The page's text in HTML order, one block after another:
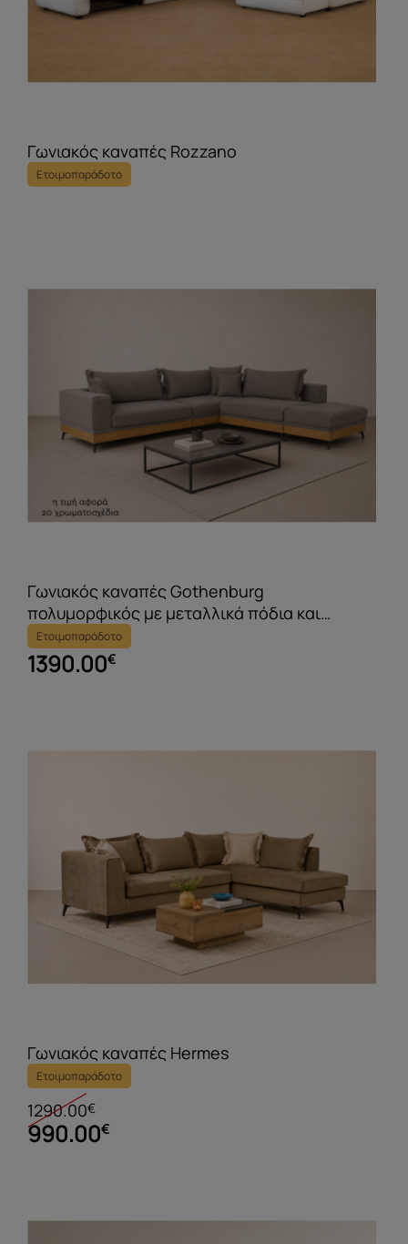
Γωνιακός καναπές Rozzano
Ετοιμοπαράδοτο
Γωνιακός καναπές Gothenburg
πολυμορφικός με μεταλλικά πόδια και
σκαμπό
Ετοιμοπαράδοτο
1390.00€
Γωνιακός καναπές Hermes
Ετοιμοπαράδοτο
1290.00€
990.00€